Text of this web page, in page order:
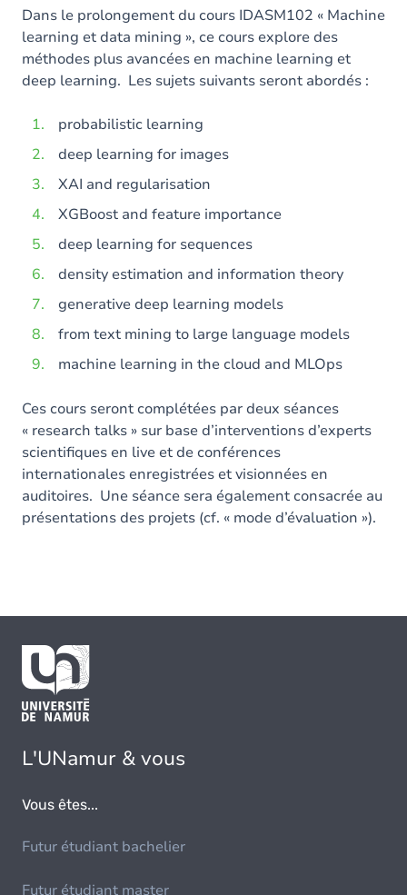
Dans le prolongement du cours IDASM102 « Machine
learning et data mining », ce cours explore des
méthodes plus avancées en machine learning et
deep learning. Les sujets suivants seront abordés :
probabilistic learning
deep learning for images
XAI and regularisation
XGBoost and feature importance
deep learning for sequences
density estimation and information theory
generative deep learning models
from text mining to large language models
machine learning in the cloud and MLOps
Ces cours seront complétées par deux séances
« research talks » sur base d’interventions d’experts
scientifiques en live et de conférences
internationales enregistrées et visionnées en
auditoires. Une séance sera également consacrée au
présentations des projets (cf. « mode d’évaluation »).
L'UNamur & vous
Vous êtes...
Futur étudiant bachelier
Futur étudiant master